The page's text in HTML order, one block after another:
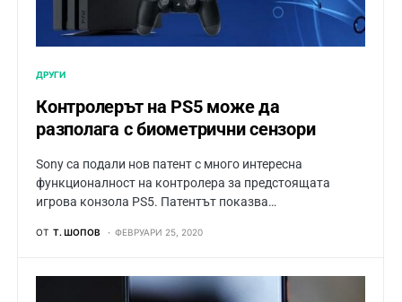
ДРУГИ
Контролерът на PS5 може да
разполага с биометрични сензори
Sony са подали нов патент с много интересна
функционалност на контролера за предстоящата
игрова конзола PS5. Патентът показва…
ОТ Т. ШОПОВ ФЕВРУАРИ 25, 2020